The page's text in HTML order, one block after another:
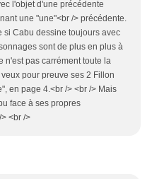
l'objet d'une précédente
une "une"<br /> précédente.
si Cabu dessine toujours avec
sont de plus en plus à
n'est pas carrément toute la
pour preuve ses 2 Fillon
en page 4.<br /> <br /> Mais
face à ses propres
<br />